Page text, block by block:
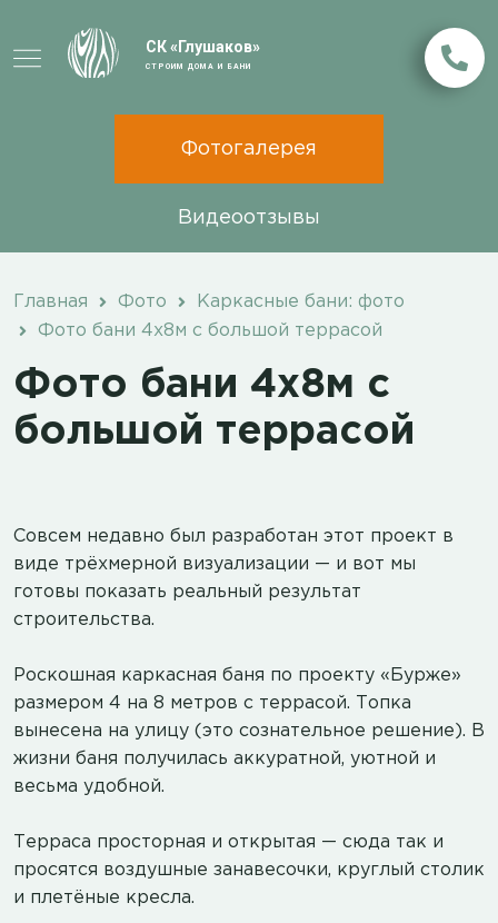
СК «Глушаков»
СТРОИМ ДОМА И БАНИ
Фотогалерея
Видеоотзывы
Главная Фото
Каркасные бани: фото
Фото бани 4х8м с большой террасой
Фото бани 4х8м с
большой террасой
Совсем недавно был разработан этот проект в
виде трёхмерной визуализации — и вот мы
готовы показать реальный результат
строительства.
Роскошная каркасная баня по проекту «Бурже»
размером 4 на 8 метров с террасой. Топка
вынесена на улицу (это сознательное решение). В
жизни баня получилась аккуратной, уютной и
весьма удобной.
Терраса просторная и открытая — сюда так и
просятся воздушные занавесочки, круглый столик
и плетёные кресла.